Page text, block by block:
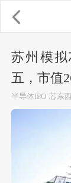
苏州模
五，市值
半导体IPO 芯东